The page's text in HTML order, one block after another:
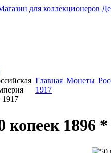
Главная Монеты
1917
копеек 1896 *